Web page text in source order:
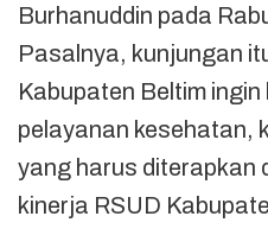
Burhanuddin pada
Pasalnya, kunjungan
Kabupaten Beltim ingin
pelayanan kesehatan,
yang harus diterapkan
kinerja RSUD